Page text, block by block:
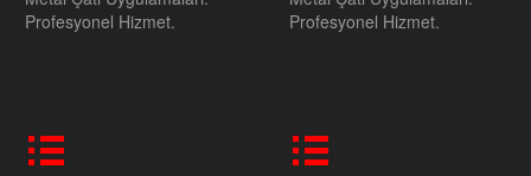
Profesyonel Hizmet.
Profesyonel Hizmet.